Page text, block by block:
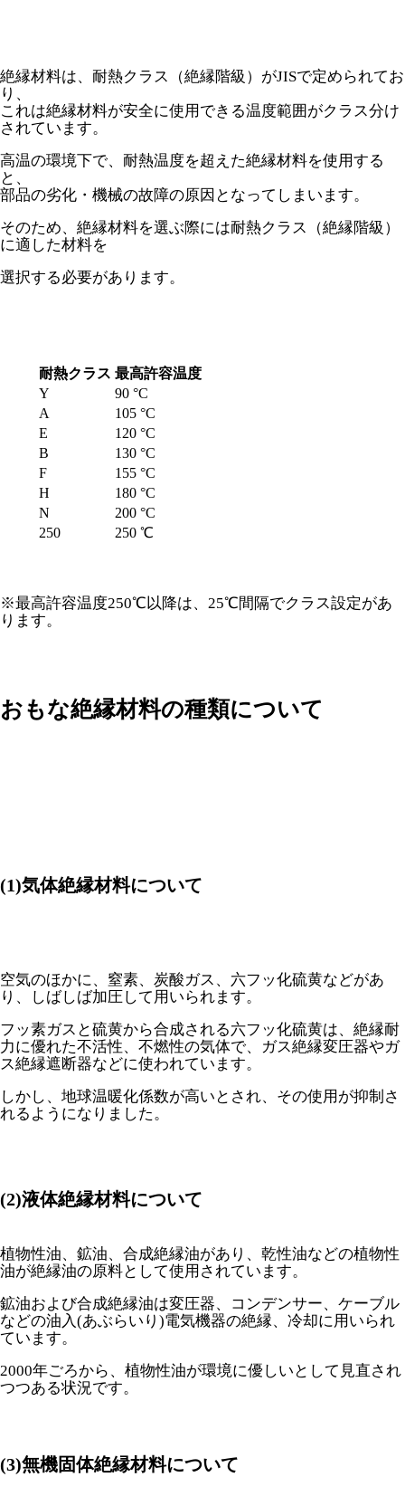
絶縁材料は、耐熱クラス（絶縁階級）がJISで定められてお
り、
これは絶縁材料が安全に使用できる温度範囲がクラス分け
されています。
高温の環境下で、耐熱温度を超えた絶縁材料を使用する
と、
部品の劣化・機械の故障の原因となってしまいます。
そのため、絶縁材料を選ぶ際には耐熱クラス（絶縁階級）
に適した材料を
選択する必要があります。
耐熱クラス 最高許容温度
Y
90 °C
A
105 °C
E
120 °C
B
130 °C
F
155 °C
H
180 °C
N
200 °C
250
250 ℃
※最高許容温度250℃以降は、25℃間隔でクラス設定があ
ります。
おもな絶縁材料の種類について
(1)気体絶縁材料について
空気のほかに、窒素、炭酸ガス、六フッ化硫黄などがあ
り、しばしば加圧して用いられます。
フッ素ガスと硫黄から合成される六フッ化硫黄は、絶縁耐
力に優れた不活性、不燃性の気体で、ガス絶縁変圧器やガ
ス絶縁遮断器などに使われています。
しかし、地球温暖化係数が高いとされ、その使用が抑制さ
れるようになりました。
(2)液体絶縁材料について
植物性油、鉱油、合成絶縁油があり、乾性油などの植物性
油が絶縁油の原料として使用されています。
鉱油および合成絶縁油は変圧器、コンデンサー、ケーブル
などの油入(あぶらいり)電気機器の絶縁、冷却に用いられ
ています。
2000年ごろから、植物性油が環境に優しいとして見直され
つつある状況です。
(3)無機固体絶縁材料について